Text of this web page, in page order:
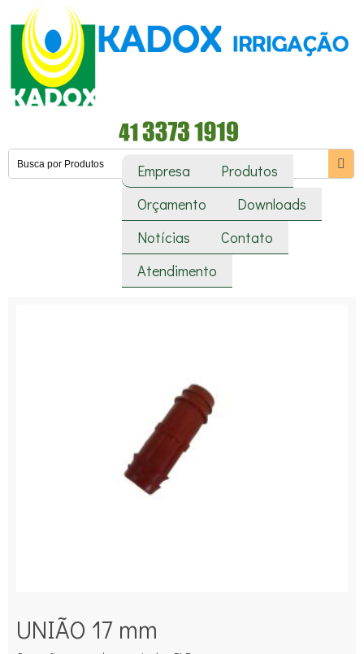
Empresa
Produtos
Orçamento
Downloads
Notícias
Contato
Atendimento
UNIÃO 17 mm